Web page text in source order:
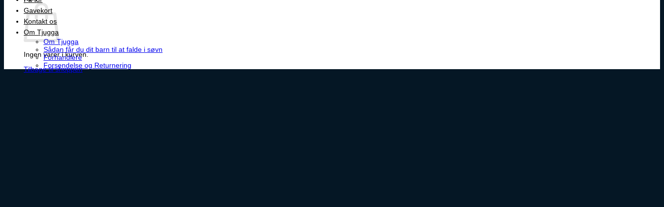
Ingen varer i kurven.
Tilbage til shoppen
Gavekort
Kontakt os
Om Tjugga
Om Tjugga
Sådan får du dit barn til at falde i søvn
Forhandlere
Forsendelse og Returnering